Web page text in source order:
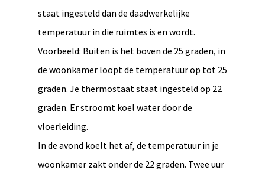
staat ingesteld dan de daadwerkelijke
temperatuur in die ruimtes is en wordt.
Voorbeeld: Buiten is het boven de 25 graden, in
de woonkamer loopt de temperatuur op tot 25
graden. Je thermostaat staat ingesteld op 22
graden. Er stroomt koel water door de
vloerleiding.
In de avond koelt het af, de temperatuur in je
woonkamer zakt onder de 22 graden. Twee uur